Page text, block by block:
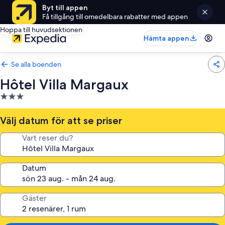
Byt till appen
Få tillgång till omedelbara rabatter med appen
Hoppa till huvudsektionen
Hämta appen
Se alla boenden
Hôtel Villa Margaux
3.0-
stjärnigt
boende
Välj datum för att se priser
Vart reser du?
Datum
Gäster